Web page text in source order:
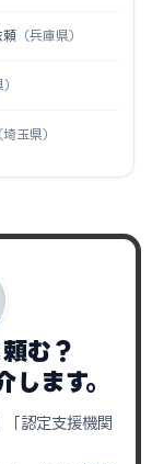
頼 （兵庫県）
埼玉県）
む？
ます。
「認定支援機関